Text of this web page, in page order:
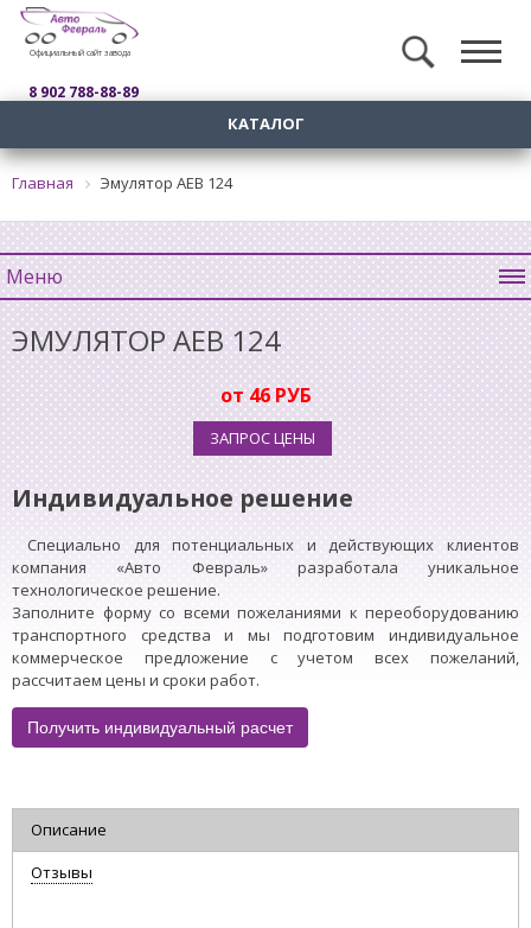
Официальный сайт завода
8 902 788-88-89
КАТАЛОГ
Главная Эмулятор AEB 124
Меню
ЭМУЛЯТОР AEB 124
от 46 РУБ
ЗАПРОС ЦЕНЫ
Индивидуальное решение
Специально для потенциальных и действующих клиентов
компания «Авто Февраль» разработала уникальное
технологическое решение.
Заполните форму со всеми пожеланиями к переоборудованию
транспортного средства и мы подготовим индивидуальное
коммерческое предложение с учетом всех пожеланий,
рассчитаем цены и сроки работ.
Получить индивидуальный расчет
Описание
Отзывы